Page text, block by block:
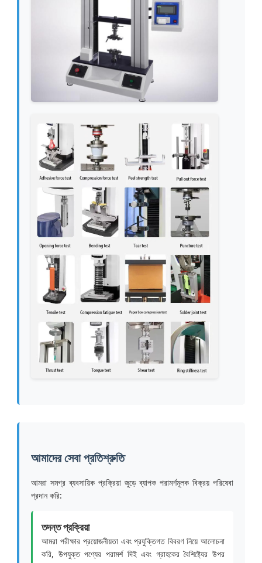
আমাদের সেবা প্রতিশ্রুতি
আমরা সমগ্র ব্যবসায়িক প্রক্রিয়া জুড়ে ব্যাপক পরামর্শমূলক বিক্রয় পরিষেবা
প্রদান করি:
তদন্ত প্রক্রিয়া
আমরা পরীক্ষার প্রয়োজনীয়তা এবং প্রযুক্তিগত বিবরণ নিয়ে আলোচনা
করি, উপযুক্ত পণ্যের পরামর্শ দিই এবং গ্রাহকের বৈশিষ্ট্যের উপর